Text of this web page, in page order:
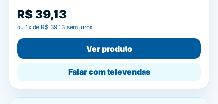
R$ 39,13
ou 1x de R$ 39,13 sem juros
Ver produto
Falar com televendas